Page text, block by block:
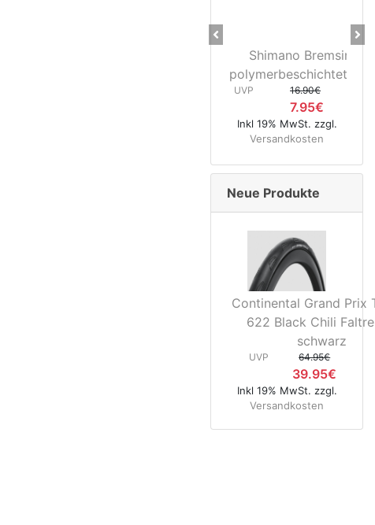
Shimano
polymerbeschichtet
UVP 16.90€
7.95€
Inkl 19% MwSt. zzgl.
Versandkosten
28"
3D37
Previous
Neue Produkte
Continental Grand Prix
622 Black Chili
schwarz
UVP 64.95€
39.95€
Inkl 19% MwSt. zzgl.
Versandkosten